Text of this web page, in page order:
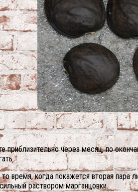
через месяц, по
время, когда покажется вторая пара
раствором марганцовки.